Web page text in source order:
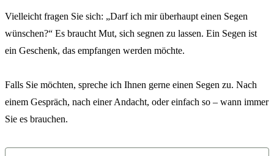
Vielleicht fragen Sie sich: „Darf ich mir überhaupt einen Segen
wünschen?“ Es braucht Mut, sich segnen zu lassen. Ein Segen ist
ein Geschenk, das empfangen werden möchte.
Falls Sie möchten, spreche ich Ihnen gerne einen Segen zu. Nach
einem Gespräch, nach einer Andacht, oder einfach so – wann immer
Sie es brauchen.